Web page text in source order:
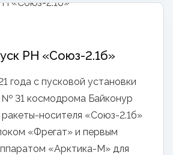
РН «Союз-2.1б»
года с пусковой установки
31 космодрома Байконур
носителя «Союз-2.1б»
«Фрегат» и первым
«Арктика-М» для